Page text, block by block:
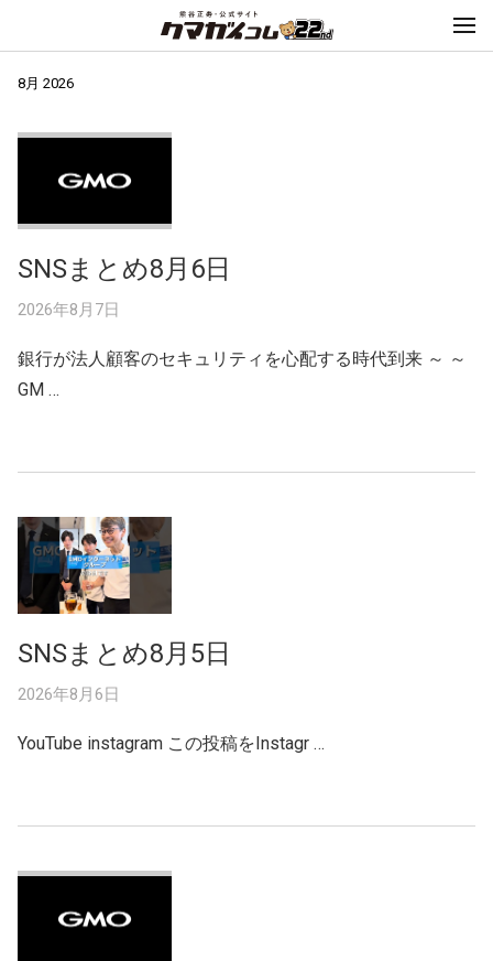
8月 2026
SNSまとめ8月6日
2026年8月7日
銀行が法人顧客のセキュリティを心配する時代到来 ～ ～
GM …
SNSまとめ8月5日
2026年8月6日
YouTube instagram この投稿をInstagr …